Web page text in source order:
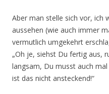
Aber man stelle sich vor, ich
aussehen (wie auch immer
vermutlich umgekehrt
„Oh je, siehst Du fertig aus,
langsam, Du musst auch
ist das nicht ansteckend!“